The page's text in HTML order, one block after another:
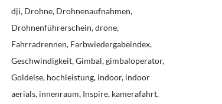
dji Drohne Drohnenaufnahmen
Drohnenführerschein drone
Fahrradrennen Farbwiedergabeindex
Geschwindigkeit Gimbal gimbaloperator
Goldelse hochleistung indoor indoor
aerials innenraum Inspire kamerafahrt